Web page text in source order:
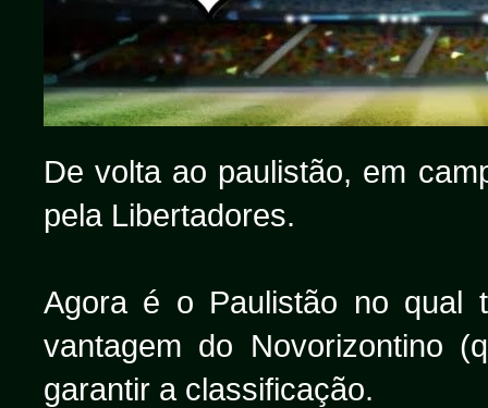
De volta ao paulistão, em
pela Libertadores.
Agora é o Paulistão no qual
vantagem do Novorizontino
garantir a classificação.